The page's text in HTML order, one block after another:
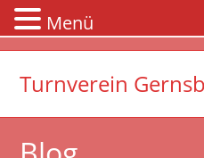
Zum
springen
Turnverein
Menü